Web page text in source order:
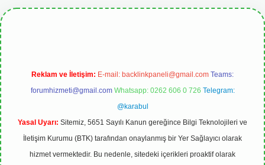
Reklam ve İletişim: E-mail: backlinkpaneli@gmail.com Teams:
forumhizmeti@gmail.com Whatsapp: 0262 606 0 726 Telegram:
@karabul
Yasal Uyarı: Sitemiz, 5651 Sayılı Kanun gereğince Bilgi Teknolojileri ve
İletişim Kurumu (BTK) tarafından onaylanmış bir Yer Sağlayıcı olarak
hizmet vermektedir. Bu nedenle, sitedeki içerikleri proaktif olarak